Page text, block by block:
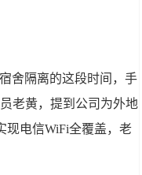
舍隔离的这段时间，手
老黄，提到公司为外地
现电信WiFi全覆盖，老